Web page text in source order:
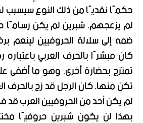
حكمًا نقديًا من ذلك النوع سيسبب
لم يزعجهم. شبرين لم يكن رسامًا
ضمه إلى سلالة الحروفيين لينعم
كان مبشرًا بالحرف العربي
تمتزج بحضارة أخرى. وهو ما أضفى
تكن منها. كان الرجل قد زج بالحرف
لم يكن أحد من الحروفيين العرب قد
بهذا لن يكون شبرين حروفيًا